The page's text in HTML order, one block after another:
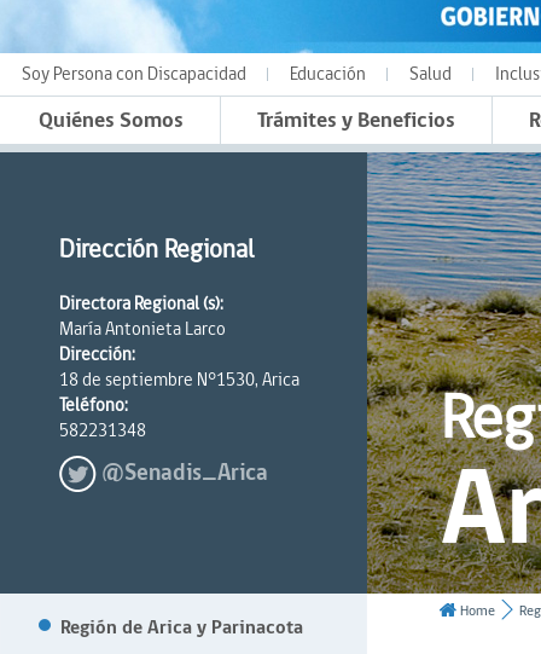
Soy Persona con Discapacidad Educación Salud
Quiénes Somos Trámites y Beneficios
Dirección Regional
Directora Regional (s):
María Antonieta Larco
Dirección:
18 de septiembre N°1530, Arica
Teléfono:
582231348
@Senadis_Arica
Región de Arica y Parinacota
Home